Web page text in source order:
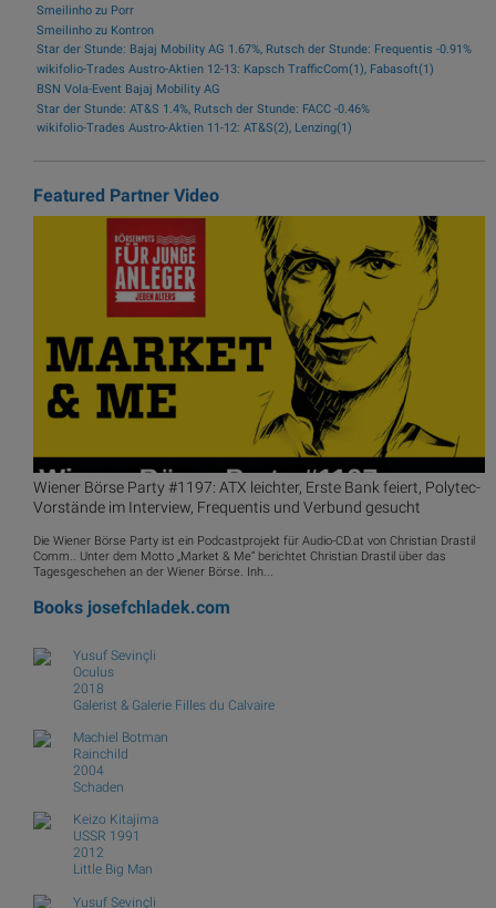
Smeilinho zu Porr
Smeilinho zu Kontron
Star der Stunde: Bajaj Mobility AG 1.67%, Rutsch der Stunde: Frequentis -0.91%
wikifolio-Trades Austro-Aktien 12-13: Kapsch TrafficCom(1), Fabasoft(1)
BSN Vola-Event Bajaj Mobility AG
Star der Stunde: AT&S 1.4%, Rutsch der Stunde: FACC -0.46%
wikifolio-Trades Austro-Aktien 11-12: AT&S(2), Lenzing(1)
Featured Partner Video
Wiener Börse Party #1197: ATX leichter, Erste Bank feiert, Polytec-
Vorstände im Interview, Frequentis und Verbund gesucht
Die Wiener Börse Party ist ein Podcastprojekt für Audio-CD.at von Christian Drastil
Comm.. Unter dem Motto „Market & Me“ berichtet Christian Drastil über das
Tagesgeschehen an der Wiener Börse. Inh...
Books josefchladek.com
Yusuf Sevinçli
Oculus
2018
Galerist & Galerie Filles du Calvaire
Machiel Botman
Rainchild
2004
Schaden
Keizo Kitajima
USSR 1991
2012
Little Big Man
Yusuf Sevinçli